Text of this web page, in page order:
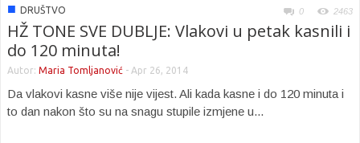
■ DRUŠTVO 0 2463
HŽ TONE SVE DUBLJE: Vlakovi u petak kasnili i
do 120 minuta!
Autor: Maria Tomljanović - Apr 26, 2014
Da vlakovi kasne više nije vijest. Ali kada kasne i do 120 minuta i
to dan nakon što su na snagu stupile izmjene u...